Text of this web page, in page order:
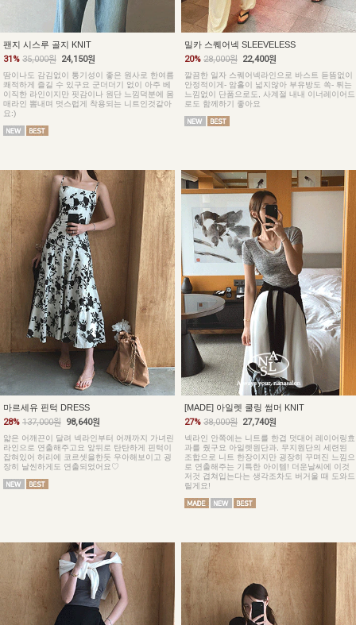
팬지 시스루 골지 KNIT
31% 35,000원 24,150원
땀이나도 감김없이 통기성이 좋은 원사로 한여름
쾌적하게 즐길 수 있구요 군더더기 없이 아주 베
이직한 라인이지만 핏감이나 원단 느낌덕분에 몸
매라인 뽐내며 멋스럽게 착용되는 니트인것같아
요:)
밀카 스퀘어넥 SLEEVELESS
20% 28,000원 22,400원
깔끔한 일자 스퀘어넥라인으로 바스트 듣뜸없이
안정적이게- 암홀이 넓지않아 부유방도 쏙- 튀는
느낌없이 단품으로도, 사계절 내내 이너레이어드
로도 함께하기 좋아요
마르세유 핀턱 DRESS
28% 137,000원 98,640원
얇은 어깨끈이 달려 넥라인부터 어깨까지 가녀린
라인으로 연출해주고요 앞뒤로 탄탄하게 핀턱이
잡혀있어 허리에 코르셋을한듯 우아해보이고 굉
장히 날씬하게도 연출되었어요♡
[MADE] 아일렛 쿨링 썸머 KNIT
27% 38,000원 27,740원
넥라인 안쪽에는 니트를 한겹 덧대어 레이어링효
과를 줬구요 아일렛원단과, 무지원단의 세련된
조합으로 니트 한장이지만 굉장히 꾸며진 느낌으
로 연출해주는 기특한 아이템! 더운날씨에 이것
저것 겹쳐입는다는 생각조차도 버거울 때 도와드
릴게요!